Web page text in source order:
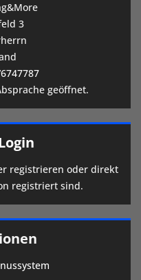
3
geöffnet.
registrieren oder direkt
registriert sind.